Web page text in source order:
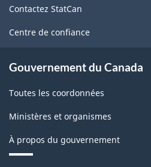
ce
site
Contactez StatCan
Centre de confiance
Gouvernement du Canada
Toutes les coordonnées
Ministères et organismes
À propos du gouvernement